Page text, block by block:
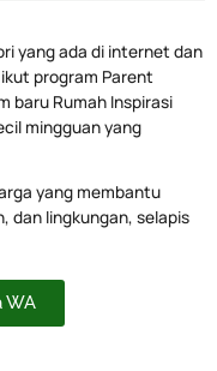
yang ada di internet dan
program Parent
baru Rumah Inspirasi
mingguan yang
yang membantu
dan lingkungan, selapis
WA